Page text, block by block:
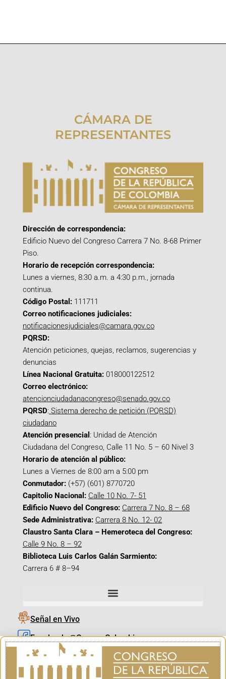
CÁMARA DE
REPRESENTANTES
Dirección de correspondencia:
Edificio Nuevo del Congreso Carrera 7 No. 8-68 Primer
Piso.
Horario de recepción correspondencia:
Lunes a viernes, 8:30 a.m. a 4:30 p.m., jornada
continua.
Código Postal: 111711
Correo notificaciones judiciales:
notificacionesjudiciales@camara.gov.co
PQRSD:
Atención peticiones, quejas, reclamos, sugerencias y
denuncias
Línea Nacional Gratuita: 018000122512
Correo electrónico:
atencionciudadanacongreso@senado.gov.co
PQRSD: Sistema derecho de petición (PQRSD)
ciudadano
Atención presencial : Unidad de Atención
Ciudadana del Congreso, Calle 11 No. 5 – 60 Nivel 3
Horario de atención al público:
Lunes a Viernes de 8:00 am a 5:00 pm
Conmutador: (+57) (601) 8770720
Capitolio Nacional: Calle 10 No. 7- 51
Edificio Nuevo del Congreso: Carrera 7 No. 8 – 68
Sede Administrativa: Carrera 8 No. 12- 02
Claustro Santa Clara – Hemeroteca del Congreso:
Calle 9 No. 8 – 92
Biblioteca Luis Carlos Galán Sarmiento:
Carrera 6 # 8–94
Señal en Vivo
Facebook_@CamaraColombia
Instagram_@CamaraColombia
X_@CamaraColombia